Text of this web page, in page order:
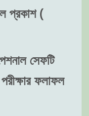
প্রকাশ (
সেফটি
ফলাফল